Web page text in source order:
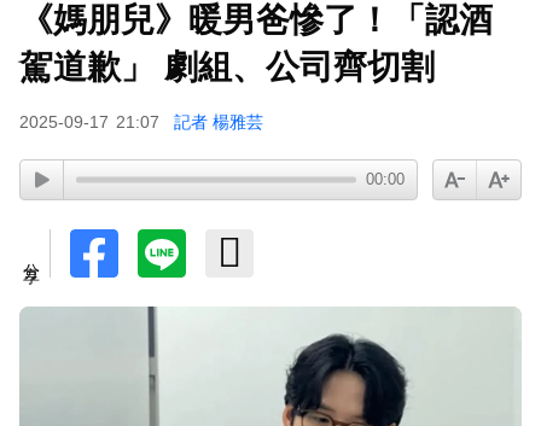
玉澤演巡演首站獻給台北！加碼「自拍+簽名會」
寵粉無極限
養」 親上火線揭真相
SEVENTEEN勝寬、Dino同天入伍！玟奎9月服替
代役
泰男團Dragon 5男星爆死訊！騎單車離家失聯 陳
屍河中驚見「20公斤重物」
下載東森App，隨時掌握天下大小事！
《媽朋兒》暖男爸慘了！「認酒
駕道歉」 劇組、公司齊切割
2025-09-17 21:07 記者 楊雅芸
00:00